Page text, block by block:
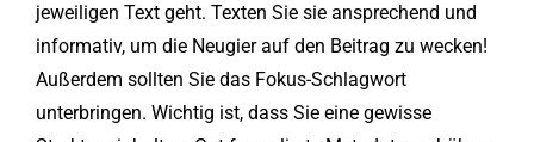
jeweiligen Text geht. Texten Sie sie ansprechend und
informativ, um die Neugier auf den Beitrag zu wecken!
Außerdem sollten Sie das Fokus-Schlagwort
unterbringen. Wichtig ist, dass Sie eine gewisse